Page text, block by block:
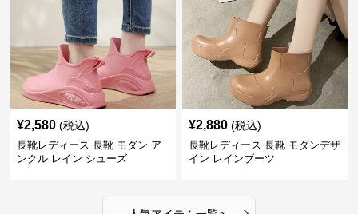
¥2,580 (税込)
長靴レディース 長靴 モダン ア
ンクル レイン シューズ
¥2,880 (税込)
長靴レディース 長靴 モダンデザ
イン レインブーツ